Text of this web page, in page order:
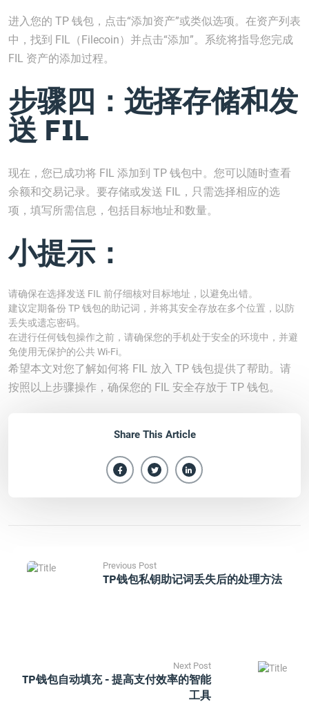
进入您的 TP 钱包，点击“添加资产”或类似选项。在资产列表
中，找到 FIL（Filecoin）并点击“添加”。系统将指导您完成
FIL 资产的添加过程。
步骤四：选择存储和发
送 FIL
现在，您已成功将 FIL 添加到 TP 钱包中。您可以随时查看
余额和交易记录。要存储或发送 FIL，只需选择相应的选
项，填写所需信息，包括目标地址和数量。
小提示：
请确保在选择发送 FIL 前仔细核对目标地址，以避免出错。
建议定期备份 TP 钱包的助记词，并将其安全存放在多个位置，以防
丢失或遗忘密码。
在进行任何钱包操作之前，请确保您的手机处于安全的环境中，并避
免使用无保护的公共 Wi-Fi。
希望本文对您了解如何将 FIL 放入 TP 钱包提供了帮助。请
按照以上步骤操作，确保您的 FIL 安全存放于 TP 钱包。
Share This Article
Previous Post
TP钱包私钥助记词丢失后的处理方法
Next Post
TP钱包自动填充 - 提高支付效率的智能
工具